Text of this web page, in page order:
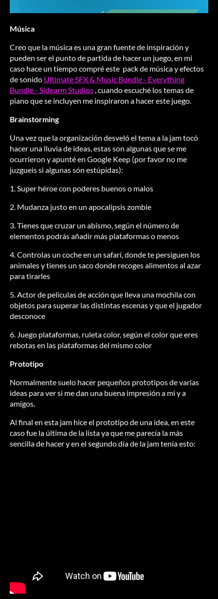
Música
Creo que la música es una gran fuente de inspiración y
pueden ser el punto de partida de hacer un juego, en mi
caso hace un tiempo compré este pack de música y efectos
de sonido Ultimate SFX & Music Bundle - Everything
Bundle - Sidearm Studios , cuando escuché los temas de
piano que se incluyen me inspiraron a hacer este juego.
Brainstorming
Una vez que la organización desveló el tema a la jam tocó
hacer una lluvia de ideas, estas son algunas que se me
ocurrieron y apunté en Google Keep (por favor no me
juzgueis si algunas són estúpidas):
1. Super héroe con poderes buenos o malos
2. Mudanza justo en un apocalipsis zombie
3. Tienes que cruzar un abismo, según el número de
elementos podrás añadir más plataformas o menos
4. Controlas un coche en un safari, donde te persiguen los
animales y tienes un saco donde recoges alimentos al azar
para tirarles
5. Actor de películas de acción que lleva una mochila con
objetos para superar las distintas escenas y que el jugador
desconoce
6. Juego plataformas, ruleta color, según el color que eres
rebotas en las plataformas del mismo color
Prototipo
Normalmente suelo hacer pequeños prototipos de varias
ideas para ver si me dan una buena impresión a mi y a
amigos.
Al final en esta jam hice el prototipo de una idea, en este
caso fue la última de la lista ya que me parecía la más
sencilla de hacer y en el segundo día de la jam tenía esto: